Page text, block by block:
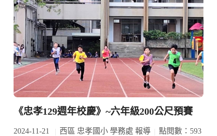
《忠孝129週年校慶》~六年級200公尺預賽
2024-11-21 西區 忠孝國小 學務處 報導
點閱數：593